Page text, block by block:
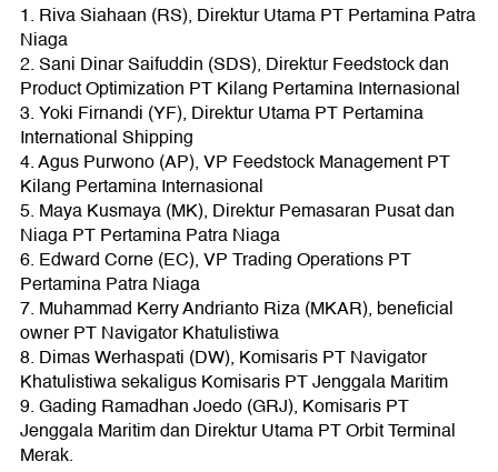
1. Riva Siahaan (RS), Direktur Utama PT Pertamina Patra
Niaga
2. Sani Dinar Saifuddin (SDS), Direktur Feedstock dan
Product Optimization PT Kilang Pertamina Internasional
3. Yoki Firnandi (YF), Direktur Utama PT Pertamina
International Shipping
4. Agus Purwono (AP), VP Feedstock Management PT
Kilang Pertamina Internasional
5. Maya Kusmaya (MK), Direktur Pemasaran Pusat dan
Niaga PT Pertamina Patra Niaga
6. Edward Corne (EC), VP Trading Operations PT
Pertamina Patra Niaga
7. Muhammad Kerry Andrianto Riza (MKAR), beneficial
owner PT Navigator Khatulistiwa
8. Dimas Werhaspati (DW), Komisaris PT Navigator
Khatulistiwa sekaligus Komisaris PT Jenggala Maritim
9. Gading Ramadhan Joedo (GRJ), Komisaris PT
Jenggala Maritim dan Direktur Utama PT Orbit Terminal
Merak.